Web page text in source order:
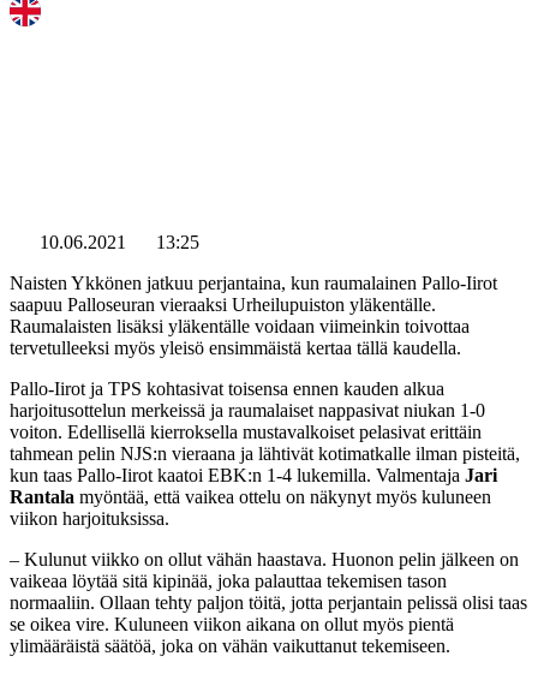
10.06.2021
13:25
Naisten Ykkönen jatkuu perjantaina, kun raumalainen Pallo-Iirot
saapuu Palloseuran vieraaksi Urheilupuiston yläkentälle.
Raumalaisten lisäksi yläkentälle voidaan viimeinkin toivottaa
tervetulleeksi myös yleisö ensimmäistä kertaa tällä kaudella.
Pallo-Iirot ja TPS kohtasivat toisensa ennen kauden alkua
harjoitusottelun merkeissä ja raumalaiset nappasivat niukan 1-0
voiton. Edellisellä kierroksella mustavalkoiset pelasivat erittäin
tahmean pelin NJS:n vieraana ja lähtivät kotimatkalle ilman pisteitä,
kun taas Pallo-Iirot kaatoi EBK:n 1-4 lukemilla. Valmentaja Jari
Rantala myöntää, että vaikea ottelu on näkynyt myös kuluneen
viikon harjoituksissa.
– Kulunut viikko on ollut vähän haastava. Huonon pelin jälkeen on
vaikeaa löytää sitä kipinää, joka palauttaa tekemisen tason
normaaliin. Ollaan tehty paljon töitä, jotta perjantain pelissä olisi taas
se oikea vire. Kuluneen viikon aikana on ollut myös pientä
ylimääräistä säätöä, joka on vähän vaikuttanut tekemiseen.